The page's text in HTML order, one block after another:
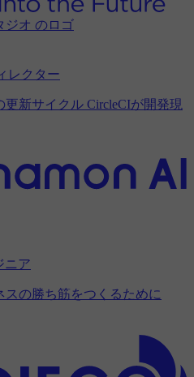
ジオ のロゴ
レクター
新サイクル CircleCIが開発現
ニア
の勝ち筋をつくるために